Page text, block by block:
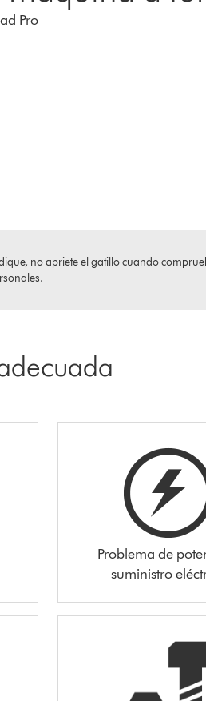
Pro
no apriete el gatillo cuando
Problema de
suministro